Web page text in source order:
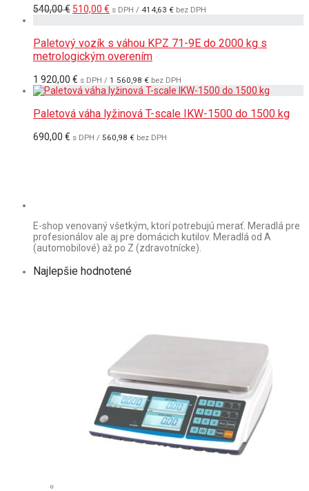
540,00€ Pôvodná
540,00 €.
510,00 € Aktuálna
510,00 €.
s DPH / 414,63 € bez DPH
Paletový vozík s váhou KPZ 71-9E do 2000 kg s
metrologickým overením
1 920,00 € s DPH / 1 560,98 € bez DPH
Paletová váha lyžinová T-scale IKW-1500 do 1500 kg
690,00 € s DPH / 560,98 € bez DPH
E-shop venovaný všetkým, ktorí potrebujú merať. Meradlá pre
profesionálov ale aj pre domácich kutilov. Meradlá od A
(automobilové) až po Z (zdravotnícke).
Najlepšie hodnotené